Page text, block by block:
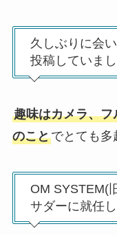
久しぶりに会
投稿していまし
趣味はカメラ、
のことでとても多
OM SYSTEM(
サダーに就任